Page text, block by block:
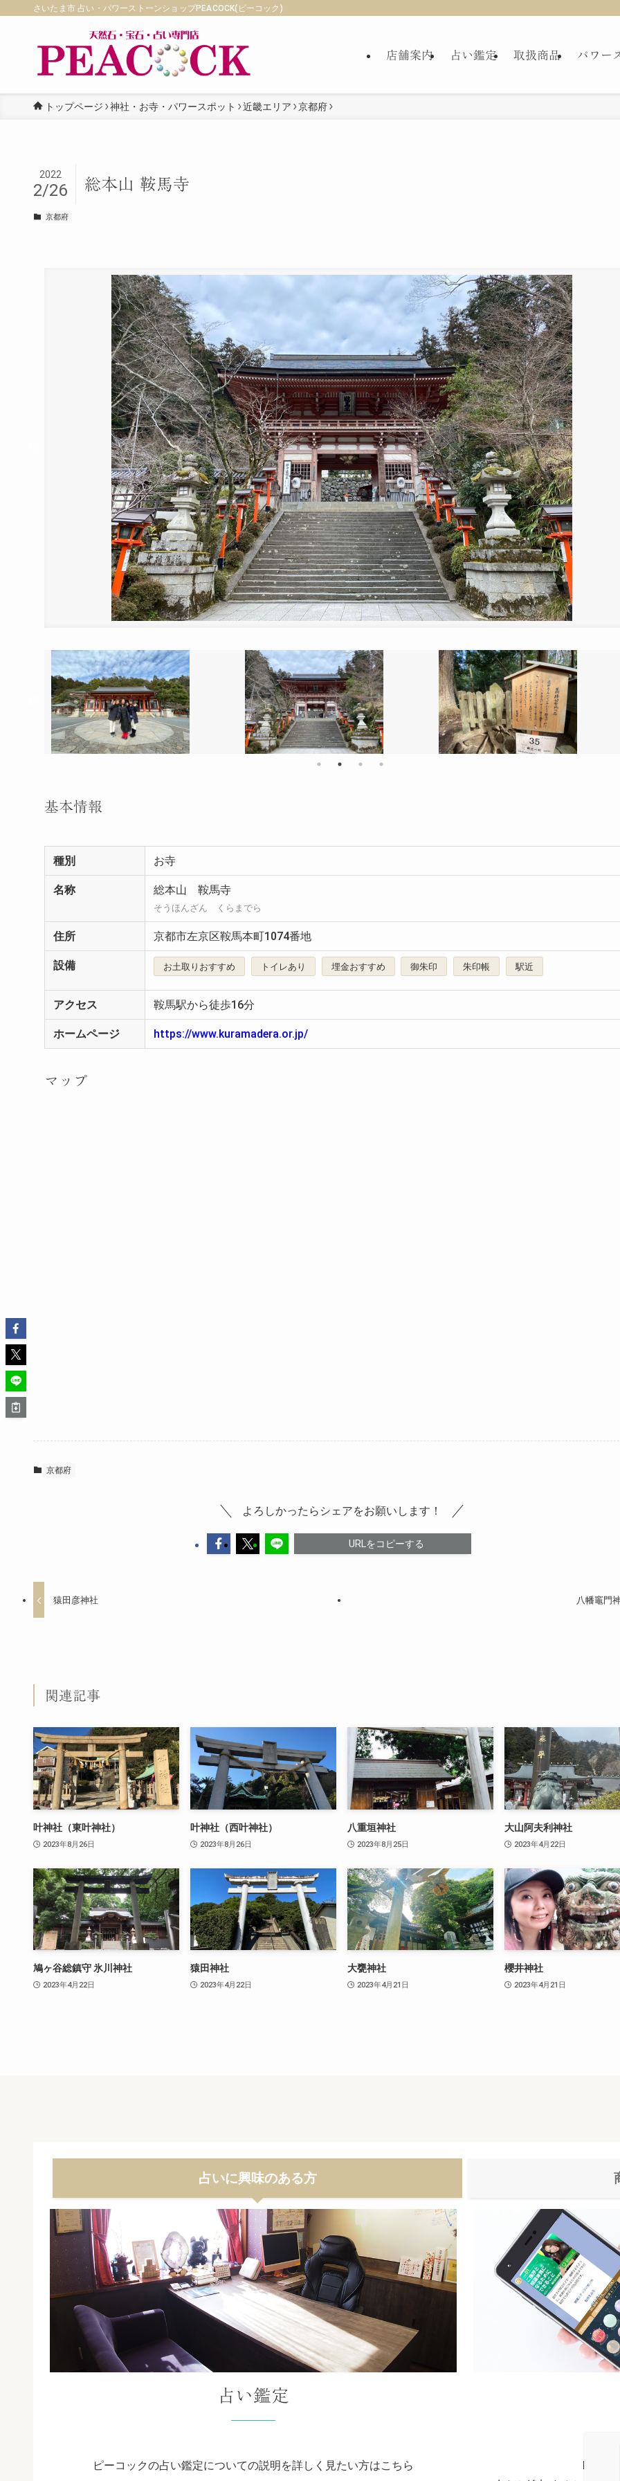
さいたま市 占い・パワーストーンショップPEACOCK(ピーコック)
店舗案内 占い鑑定 取扱商品 パワー
トップページ 神社・お寺・パワースポット 近畿エリア 京都府
総本山 鞍馬寺
2022
2/26
京都府
基本情報
種別 お寺
名称 総本山 鞍馬寺
そうほんざん くらまでら
住所 京都市左京区鞍馬本町1074番地
設備 お土取りおすすめ トイレあり 埋金おすすめ 御朱印 朱印帳 駅近
アクセス 鞍馬駅から徒歩16分
ホームページ https://www.kuramadera.or.jp/
マップ
京都府
よろしかったらシェアをお願いします！
URLをコピーする
猿田彦神社 八幡竈門
関連記事
叶神社（東叶神社）
2023年8月26日
叶神社（西叶神社）
2023年8月26日
八重垣神社
2023年8月25日
大山阿夫利神社
2023年4月22日
鳩ヶ谷総鎮守 氷川神社
2023年4月22日
猿田神社
2023年4月22日
大甕神社
2023年4月21日
櫻井神社
2023年4月21日
占いに興味のある方
占い鑑定
ピーコックの占い鑑定についての説明を詳しく見たい方はこちら
LINE